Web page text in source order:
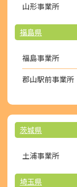
山形事業所
福島県
福島事業所
郡山駅前事業所
茨城県
土浦事業所
埼玉県